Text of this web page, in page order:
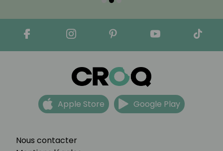
Nous contacter
Apple Store Google Play